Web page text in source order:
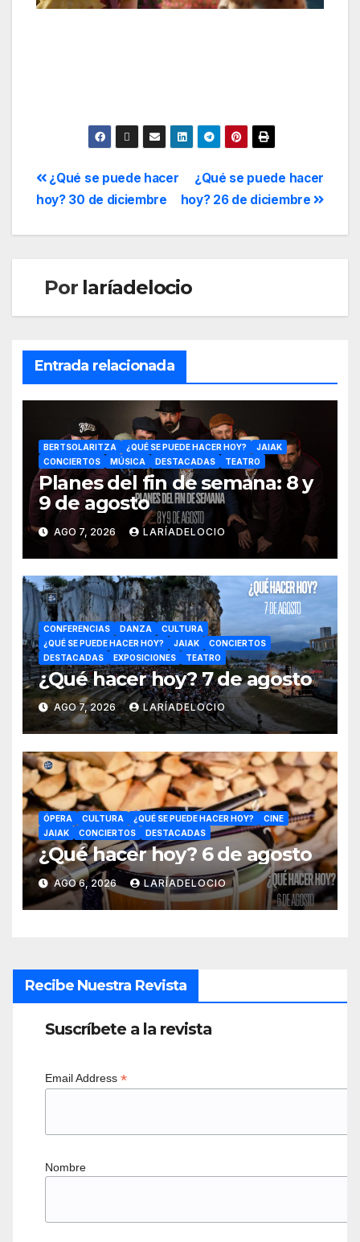
¿Qué se puede hacer
hoy? 26 de diciembre
¿Qué se puede hacer
hoy? 30 de diciembre
Por laríadelocio
Entrada relacionada
BERTSOLARITZA ¿QUÉ SE PUEDE HACER HOY?
JAIAK
CONCIERTOS
MÚSICA DESTACADAS TEATRO
Planes del fin de semana: 8 y
9 de agosto
AGO 7, 2026 LARÍADELOCIO
CONFERENCIAS DANZA
CULTURA
¿QUÉ SE PUEDE HACER HOY?
JAIAK
CONCIERTOS
DESTACADAS
EXPOSICIONES TEATRO
¿Qué hacer hoy? 7 de agosto
AGO 7, 2026 LARÍADELOCIO
ÓPERA CULTURA ¿QUÉ SE PUEDE HACER HOY?
CINE
JAIAK
CONCIERTOS DESTACADAS
¿Qué hacer hoy? 6 de agosto
AGO 6, 2026 LARÍADELOCIO
Recibe Nuestra Revista
Suscríbete a la revista
Email Address *
Nombre